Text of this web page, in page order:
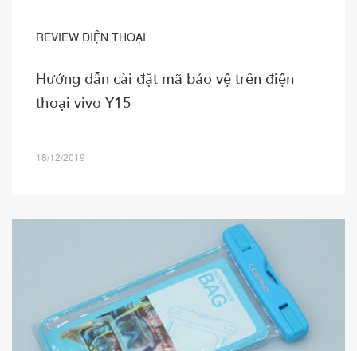
REVIEW ĐIỆN THOẠI
Hướng dẫn cài đặt mã bảo vệ trên điện
thoại vivo Y15
18/12/2019